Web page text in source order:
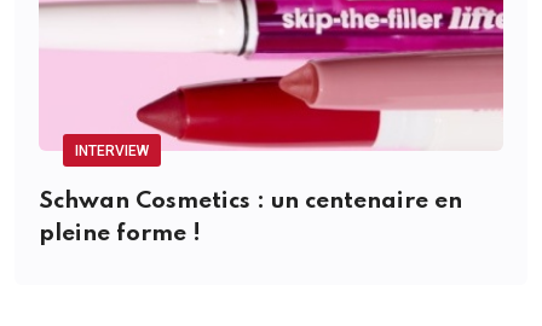
INTERVIEW
Schwan Cosmetics : un centenaire en
pleine forme !